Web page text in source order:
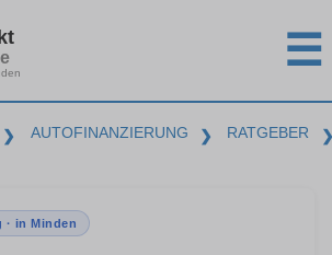
☰
❯ AUTOFINANZIERUNG ❯ RATGEBER
in Minden